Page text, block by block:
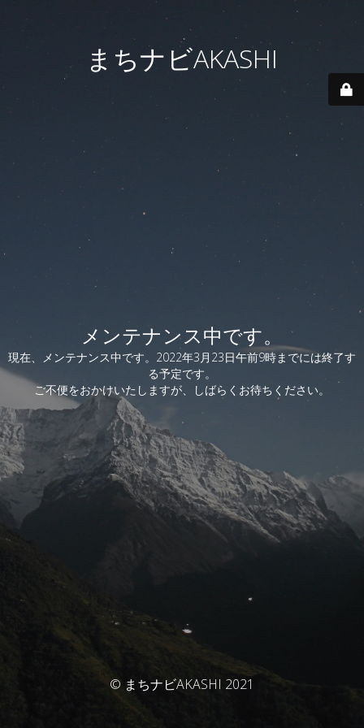
まちナビAKASHI
メンテナンス中です。
現在、メンテナンス中です。2022年3月23日午前9時までには終了す
る予定です。
ご不便をおかけいたしますが、しばらくお待ちください。
© まちナビAKASHI 2021